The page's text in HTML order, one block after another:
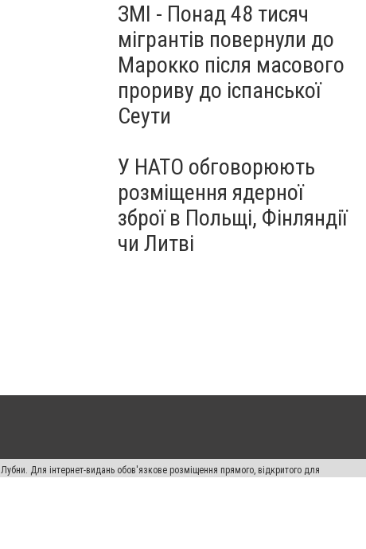
ЗМІ - Понад 48 тисяч
мігрантів повернули до
Марокко після масового
прориву до іспанської
Сеути
У НАТО обговорюють
розміщення ядерної
зброї в Польщі, Фінляндії
чи Литві
Для інтернет-видань обов'язкове розміщення прямого, відкритого для